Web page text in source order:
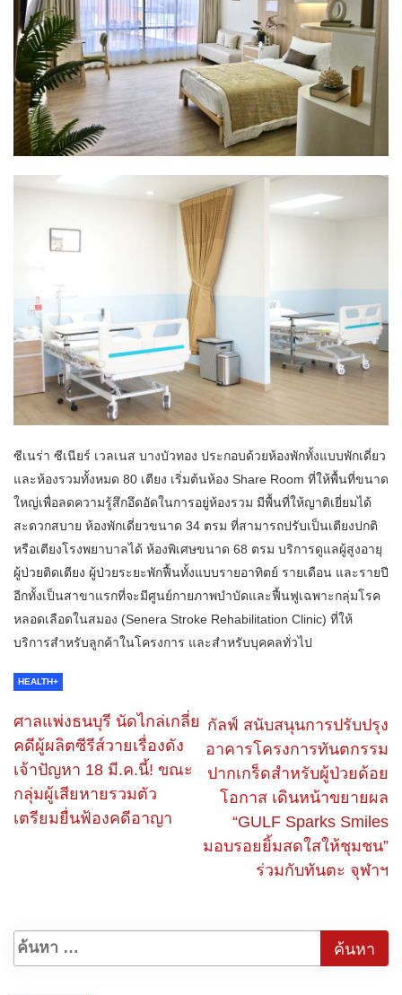
ซีเนร่า ซีเนียร์ เวลเนส บางบัวทอง ประกอบด้วยห้องพักทั้งแบบพักเดี่ยว
และห้องรวมทั้งหมด 80 เตียง เริ่มต้นห้อง Share Room ที่ให้พื้นที่ขนาด
ใหญ่เพื่อลดความรู้สึกอึดอัดในการอยู่ห้องรวม มีพื้นที่ให้ญาติเยี่ยมได้
สะดวกสบาย ห้องพักเดี่ยวขนาด 34 ตรม ที่สามารถปรับเป็นเตียงปกติ
หรือเตียงโรงพยาบาลได้ ห้องพิเศษขนาด 68 ตรม บริการดูแลผู้สูงอายุ
ผู้ป่วยติดเตียง ผู้ป่วยระยะพักฟื้นทั้งแบบรายอาทิตย์ รายเดือน และรายปี
อีกทั้งเป็นสาขาแรกที่จะมีศูนย์กายภาพบำบัดและฟื้นฟูเฉพาะกลุ่มโรค
หลอดเลือดในสมอง (Senera Stroke Rehabilitation Clinic) ที่ให้
บริการสำหรับลูกค้าในโครงการ และสำหรับบุคคลทั่วไป
HEALTH+
ศาลแพ่งธนบุรี นัดไกล่เกลี่ย
คดีผู้ผลิตซีรีส์วายเรื่องดัง
เจ้าปัญหา 18 มี.ค.นี้! ขณะ
กลุ่มผู้เสียหายรวมตัว
เตรียมยื่นฟ้องคดีอาญา
กัลฟ์ สนับสนุนการปรับปรุง
อาคารโครงการทันตกรรม
ปากเกร็ดสำหรับผู้ป่วยด้อย
โอกาส เดินหน้าขยายผล
“GULF Sparks Smiles
มอบรอยยิ้มสดใสให้ชุมชน”
ร่วมกับทันตะ จุฬาฯ